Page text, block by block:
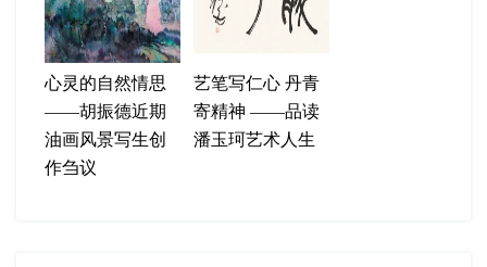
心灵的自然情思
——胡振德近期
油画风景写生创
作刍议
艺笔写仁心 丹青
寄精神 ——品读
潘玉珂艺术人生